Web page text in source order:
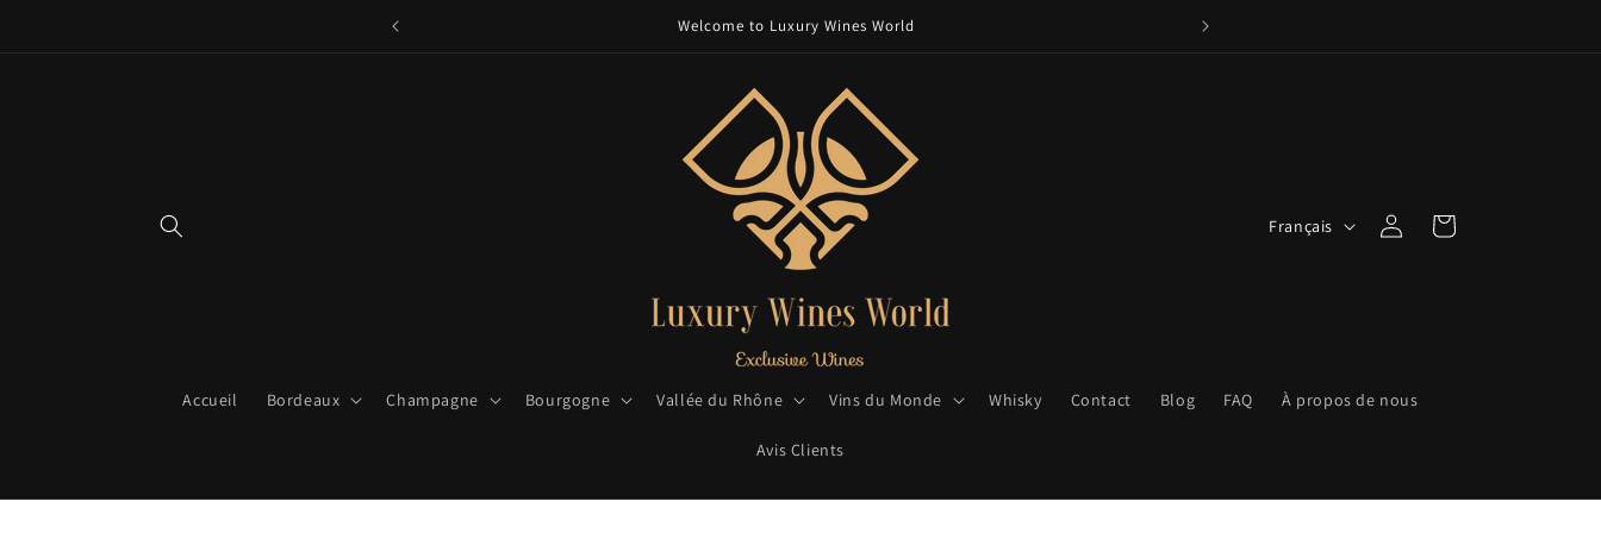
Welcome to Luxury Wines World
Accueil Bordeaux Champagne Bourgogne Vallée du Rhône Vins du Monde Whisky Contact Blog FAQ À propos de nous
Avis Clients
Français Connexion Panier